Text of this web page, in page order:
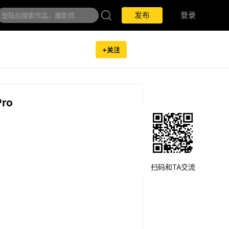
发布 登录
发布 登录
+关注
扫码和TA交流